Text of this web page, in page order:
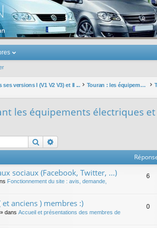
Touran
versions I (V1 V2 V3) et II ... Touran : les équipements électriques et électroniques
les équipements électriques
Rechercher
sociaux (Facebook, Twitter, ...)
Fonctionnement du site : avis, demande,
6
anciens ) membres :)
» dans Accueil et présentations des membres de
0